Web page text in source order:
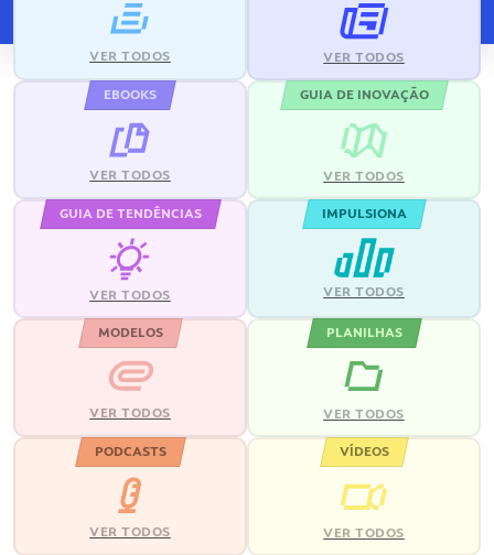
VER TODOS VER TODOS
EBOOKS
VER TODOS
GUIA DE INOVAÇÃO
VER TODOS
GUIA DE TENDÊNCIAS
VER TODOS
IMPULSIONA
VER TODOS
MODELOS
VER TODOS
PLANILHAS
VER TODOS
PODCASTS
VER TODOS
VÍDEOS
VER TODOS